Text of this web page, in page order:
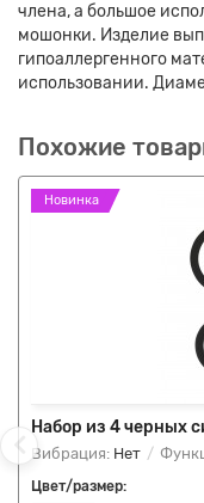
члена, а большое
мошонки. Изделие
гипоаллергенного
использовании.
Похожие
Новинка
Набор из 4 черных
Вибрация: Нет
Цвет/размер: